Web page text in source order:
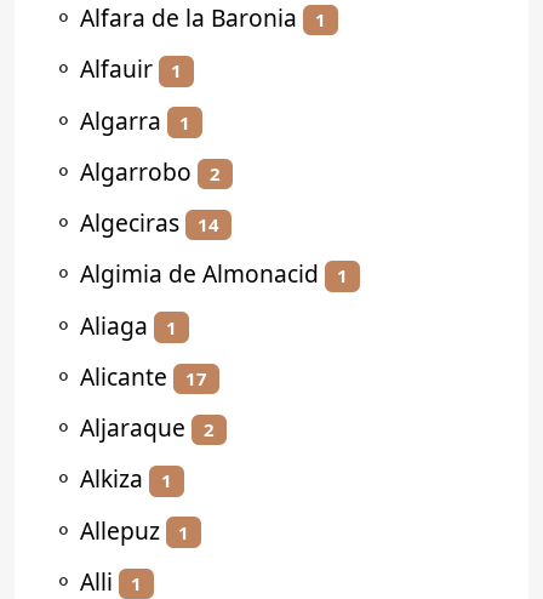
⚬ Alfara de la Baronia 1
⚬ Alfauir 1
⚬ Algarra 1
⚬ Algarrobo 2
⚬ Algeciras 14
⚬ Algimia de Almonacid 1
⚬ Aliaga 1
⚬ Alicante 17
⚬ Aljaraque 2
⚬ Alkiza 1
⚬ Allepuz 1
⚬ Alli 1